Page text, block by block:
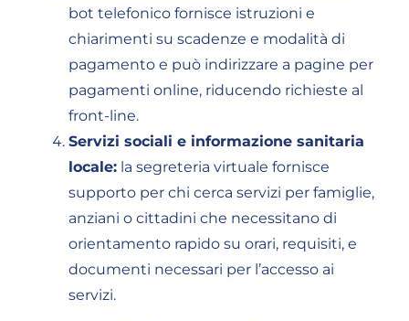
bot telefonico fornisce istruzioni e
chiarimenti su scadenze e modalità di
pagamento e può indirizzare a pagine per
pagamenti online, riducendo richieste al
front-line.
Servizi sociali e informazione sanitaria
locale: la segreteria virtuale fornisce
supporto per chi cerca servizi per famiglie,
anziani o cittadini che necessitano di
orientamento rapido su orari, requisiti, e
documenti necessari per l’accesso ai
servizi.